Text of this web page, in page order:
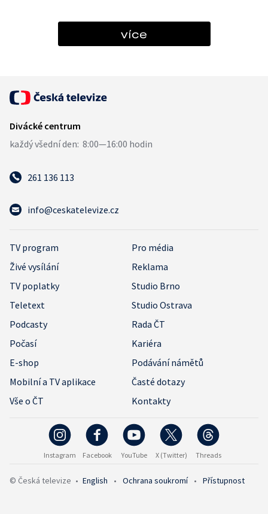
více
261 136 113
info@ceskatelevize.cz
TV program
Pro média
Živé vysílání
Reklama
TV poplatky
Studio Brno
Teletext
Studio Ostrava
Podcasty
Rada ČT
Počasí
Kariéra
E-shop
Podávání námětů
Mobilní a TV aplikace
Časté dotazy
Vše o ČT
Kontakty
Instagram Facebook YouTube X (Twitter) Threads
© Česká televize • English • Ochrana soukromí • Přístupnost